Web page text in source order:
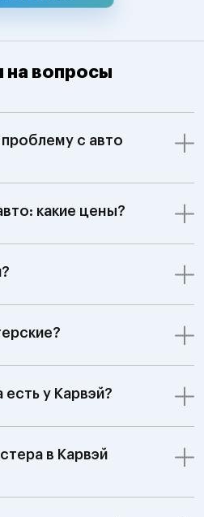
на вопросы
проблему с авто
какие цены?
у Карвэй?
в Карвэй